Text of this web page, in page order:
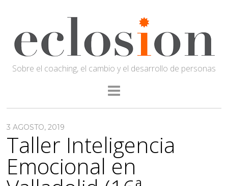
Sobre el coaching, el cambio y el desarrollo de personas
3 AGOSTO, 2019
Taller Inteligencia
Emocional en